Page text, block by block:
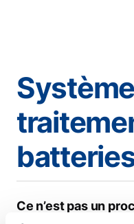
Ce n’est pas un